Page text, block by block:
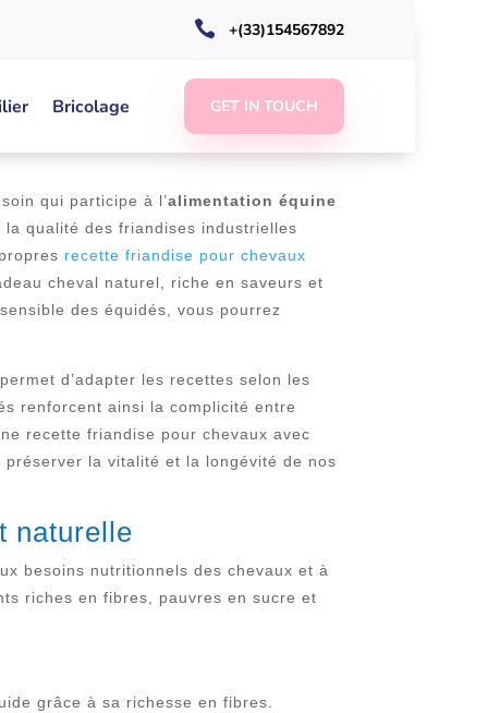
 +(33)154567892
Bricolage GET IN TOUCH
PRÉPARER DES
qui participe à l’alimentation équine
qualité des friandises industrielles
recette friandise pour chevaux
cheval naturel, riche en saveurs et
des équidés, vous pourrez
d’adapter les recettes selon les
renforcent ainsi la complicité entre
recette friandise pour chevaux avec
préserver la vitalité et la longévité de nos
naturelle
besoins nutritionnels des chevaux et à
riches en fibres, pauvres en sucre et
grâce à sa richesse en fibres.